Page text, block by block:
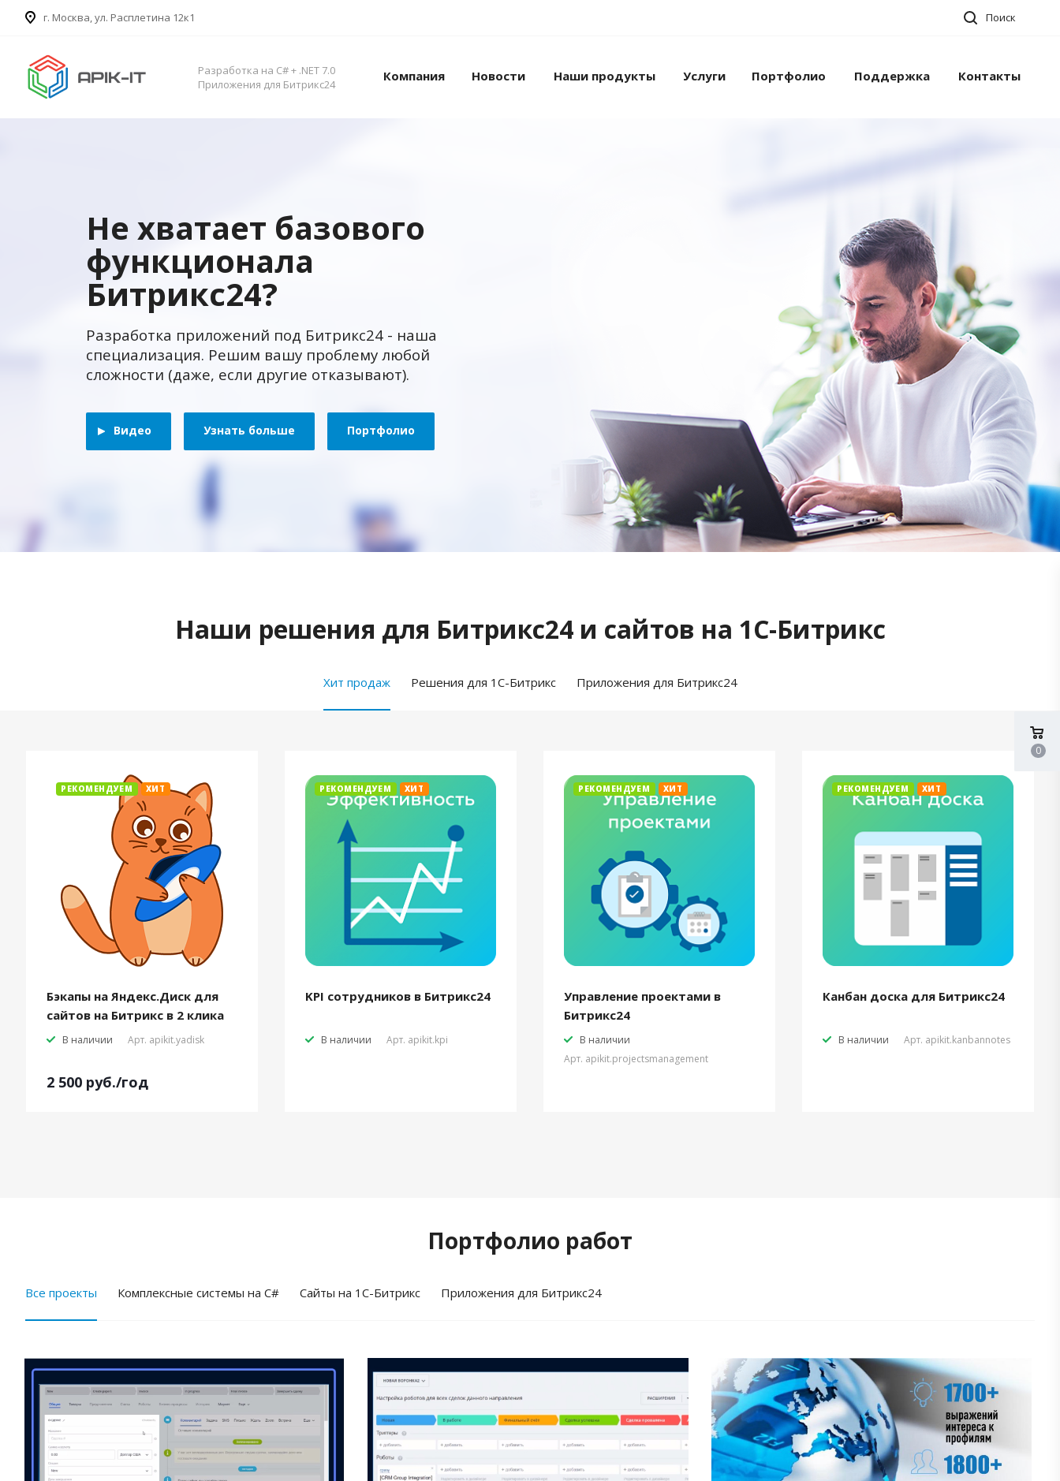
​г. Москва, ул. Расплетина 12к1 Поиск
Разработка на C# + .NET 7.0
Приложения для Битрикс24
Компания Новости Наши продукты Услуги Портфолио Поддержка Контакты
Не хватает базового
функционала
Битрикс24?
Разработка приложений под Битрикс24 - наша
специализация. Решим вашу проблему любой
сложности (даже, если другие отказывают).
Видео Узнать больше Портфолио
Наши решения для Битрикс24 и сайтов на 1С-Битрикс
Хит продаж Решения для 1С-Битрикс Приложения для Битрикс24
РЕКОМЕНДУЕМ ХИТ
Бэкапы на Яндекс.Диск для
сайтов на Битрикс в 2 клика
В наличии Арт. apikit.yadisk
2 500 руб./год
РЕКОМЕНДУЕМ ХИТ
KPI сотрудников в Битрикс24
В наличии Арт. apikit.kpi
РЕКОМЕНДУЕМ ХИТ
Управление проектами в
Битрикс24
В наличии
Арт. apikit.projectsmanagement
РЕКОМЕНДУЕМ ХИТ
Канбан доска для Битрикс24
В наличии Арт. apikit.kanbannotes
Портфолио работ
Все проекты Комплексные системы на C# Cайты на 1С-Битрикс Приложения для Битрикс24
Смотреть проект
0